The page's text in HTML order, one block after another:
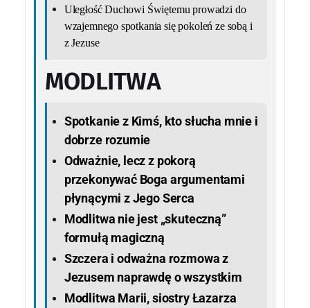
Uległość Duchowi Świętemu prowadzi do
wzajemnego spotkania się pokoleń ze sobą i
z Jezuse
MODLITWA
Spotkanie z Kimś, kto słucha mnie i
dobrze rozumie
Odważnie, lecz z pokorą
przekonywać Boga argumentami
płynącymi z Jego Serca
Modlitwa nie jest „skuteczną”
formułą magiczną
Szczera i odważna rozmowa z
Jezusem naprawdę o wszystkim
Modlitwa Marii, siostry Łazarza